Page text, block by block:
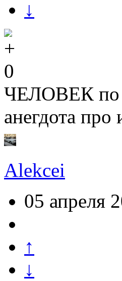
↓
0
ЧЕЛОВЕК по
анегдота про
Alekcei
05 апреля
↑
↓